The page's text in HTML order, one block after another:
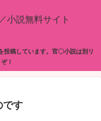
小説無料サイト
投稿しています。官〇小説は別リ
！
です